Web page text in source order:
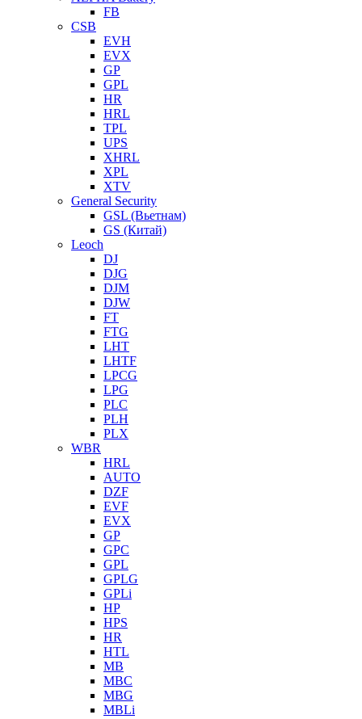
FB
CSB
EVH
EVX
GP
GPL
HR
HRL
TPL
UPS
XHRL
XPL
XTV
General Security
GSL (Вьетнам)
GS (Китай)
Leoch
DJ
DJG
DJM
DJW
FT
FTG
LHT
LHTF
LPCG
LPG
PLC
PLH
PLX
WBR
HRL
AUTO
DZF
EVF
EVX
GP
GPC
GPL
GPLG
GPLi
HP
HPS
HR
HTL
MB
MBC
MBG
MBLi